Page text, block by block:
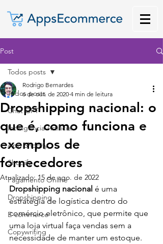
Post
Todos posts
Chat GPT
Inteligência Artificial
App Shopify
Shopify
Pagamento Online
Dropshipping
E-commerce
Copywriting
Todos posts
Dropshipping nacional: o
que é, como funciona e
exemplos de
fornecedores
Rodrigo Bernardes
6 de out. de 2020 4 min de leitura
Atualizado:15 de ago. de 2022
Dropshipping nacional é uma
estratégia de logística dentro do
comércio eletrônico, que permite que
uma loja virtual faça vendas sem a
necessidade de manter um estoque.